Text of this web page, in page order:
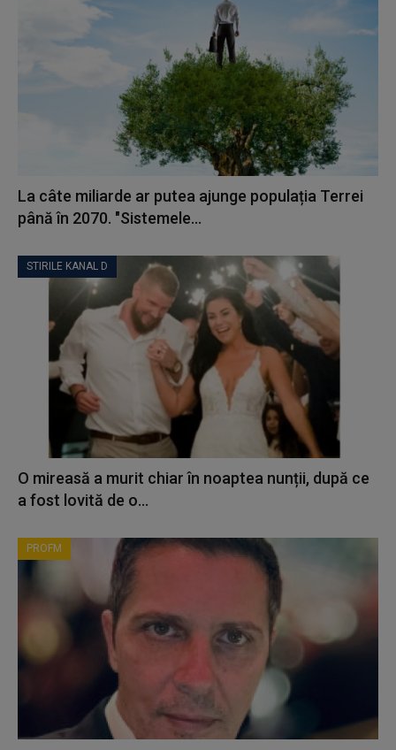
La câte miliarde ar putea ajunge populația Terrei
până în 2070. "Sistemele...
STIRILE KANAL D
O mireasă a murit chiar în noaptea nunții, după ce
a fost lovită de o...
PROFM